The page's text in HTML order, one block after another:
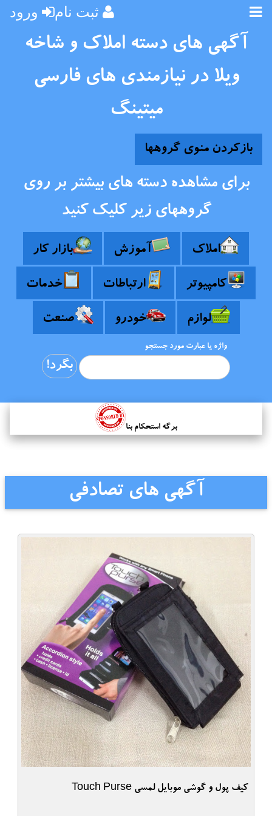
ورود ثبت نام
آگهی های دسته املاک و شاخه
ویلا در نیازمندی های فارسی
میتینگ
بازکردن منوی گروهها
برای مشاهده دسته های بیشتر بر روی
گروههای زیر کلیک کنید
املاک آموزش بازار کار
کامپیوتر ارتباطات خدمات
لوازم خودرو صنعت
واژه یا عبارت مورد جستجو
برگه استحکام بنا
آگهی های تصادفی
کیف پول و گوشی موبایل لمسی Touch Purse